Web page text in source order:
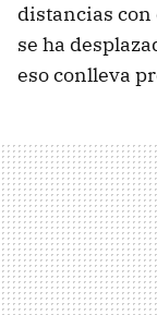
distancias con
se ha
eso conlleva